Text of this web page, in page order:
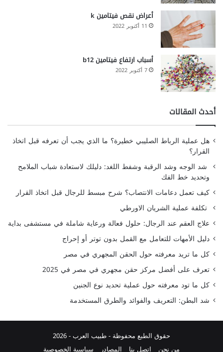
أعراض نقص فيتامين k
11 أكتوبر 2022
أسباب ارتفاع فيتامين b12
7 أكتوبر 2022
أحدث المقالات
هل عملية الرباط الصليبي خطيرة؟ ما الذي يجب أن تعرفه قبل اتخاذ
القرار؟
شد الوجه وشد الرقبة وشفط اللغد: دليلك لاستعادة شباب الملامح
وتحديد خط الفك
كيف تعمل دعامات الانتصاب؟ شرح مبسط للرجال قبل اتخاذ القرار
تكلفة عملية الشريان الاورطي
علاج العقم عند الرجال: حلول فعالة ورعاية شاملة في مستشفى بداية
دليل الأمهات للتعامل مع القمل بدون توتر أو إحراج
كل ما تريد معرفته حول الحقن المجهري في مصر
تعرف على أفضل مركز حقن مجهري في مصر في 2025
كل ما تود معرفته حول عملية تحديد نوع الجنين
شد البطن: التعريف والفوائد والطرق المستخدمة
حقوق الطبع محفوظة -طبيب العرب- 2026
من نحن
اتصل بنا المصادر سياسية الخصوصية